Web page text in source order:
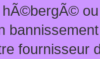
hÃ©bergÃ©
fournisseur